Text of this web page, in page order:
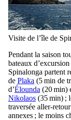
Visite de l’île de
Pendant la saison
bateaux
Spinalonga partent
de Plaka (5 min de
d’Élounda (20 min)
Nikolaos (35 min) ;
traversée aller-
annexes ; le moins